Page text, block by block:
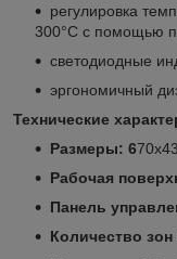
регулировка
300°C с помощью
светодиодные
эргономичный
Технические
Размеры: 6
Рабочая
Панель
Количество зон